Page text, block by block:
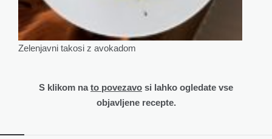
Zelenjavni takosi z avokadom
S klikom nato povezavo si lahko ogledate vse
objavljene recepte.